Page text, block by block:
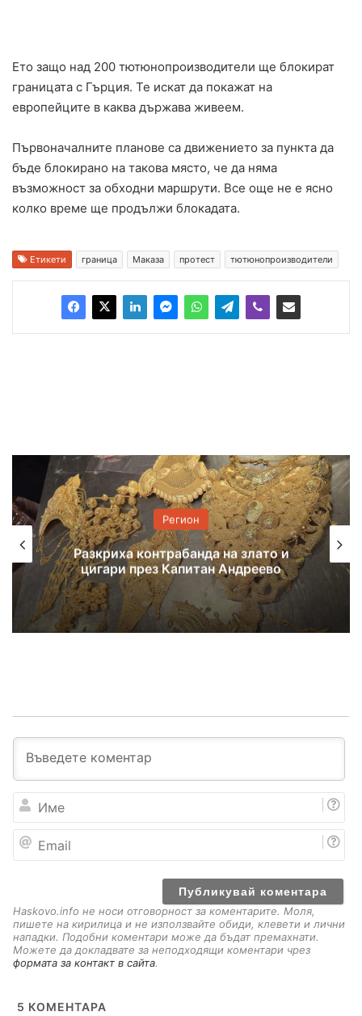
Ето защо над 200 тютюнопроизводители ще блокират
границата с Гърция. Те искат да покажат на
европейците в каква държава живеем.
Първоначалните планове са движението за пункта да
бъде блокирано на такова място, че да няма
възможност за обходни маршрути. Все още не е ясно
колко време ще продължи блокадата.
Етикети граница Маказа протест тютюнопроизводители
Регион
7 екипа гасиха пожар, тръгнал от
балиране на слама
е
a
Haskovo.info не носи отговорност за коментарите. Моля,
пишете на кирилица и не използвайте обиди, клевети и лични
нападки. Подобни коментари може да бъдат премахнати.
Можете да докладвате за неподходящи коментари чрез
формата за контакт в сайта.
5 КОМЕНТАРА